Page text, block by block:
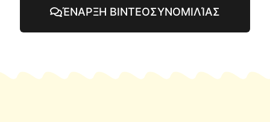
ΈΝΑΡΞΗ ΒΙΝΤΕΟΣΥΝΟΜΙΛΊΑΣ